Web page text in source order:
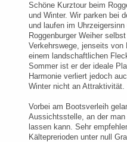
Schöne Kurztour beim
und Winter. Wir parken bei
und laufen im
Roggenburger Weiher
Verkehrswege, jenseits
einem landschaftlichen
Sommer ist er der ideale
Harmonie verliert jedoch
Winter nicht an
Vorbei am Bootsverleih
Aussichtsstelle, an der
lassen kann. Sehr
Kälteprerioden unter null